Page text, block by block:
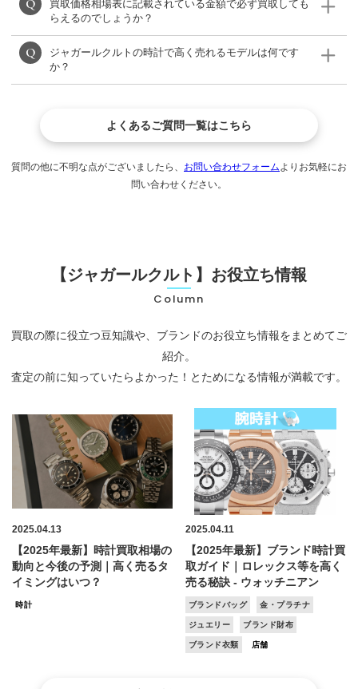
ジャガールクルトの買取相場表をご確認ください。
※(買取相場表がない場合)モデルによって買取価格が異な
りますので、LINE、メール、フリーダイヤルからご相談
ください。
買取価格相場表に記載されている金額で必ず買取しても
らえるのでしょうか？
相場が日々変動するため、必ず掲載している金額で買取
が出来るわけではありませんが、できる限り高く買い取
ジャガールクルトの時計で高く売れるモデルは何です
か？
よくあるご質問一覧はこちら
質問の他に不明な点がございましたら、 お問い合わせフォームよりお気軽にお
問い合わせください。
【ジャガールクルト】お役立ち情報
Column
買取の際に役立つ豆知識や、ブランドのお役立ち情報をまとめてご
紹介。
査定の前に知っていたらよかった！とためになる情報が満載です。
2025.04.13
【2025年最新】時計買取相場の
動向と今後の予測｜高く売るタ
イミングはいつ？
時計
2025.04.11
【2025年最新】ブランド時計買
取ガイド｜ロレックス等を高く
売る秘訣 - ウォッチニアン
ブランドバッグ 金・プラチナ
ジュエリー ブランド財布
ブランド衣類 店舗